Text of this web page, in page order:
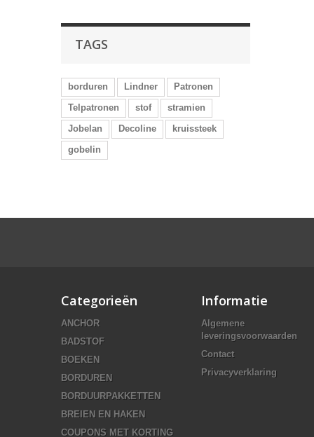
TAGS
borduren Lindner
Patronen
Telpatronen
stof
stramien
Jobelan
Decoline
kruissteek
gobelin
Categorieën
ANCHOR
BADSTOF
BOEKEN
BORDUREN
BORDUURPAKKETTEN
BREIEN EN HAKEN
COUPONS MET KORTING
Informatie
Algemene
leveringsvoorwaarden
Contact
Privacyverklaring